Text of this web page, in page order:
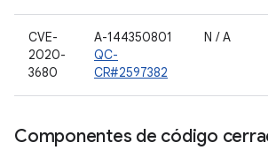
CVE-
2020-
3680
A-144350801
QC-
CR#2597382
N / A
Componentes de código